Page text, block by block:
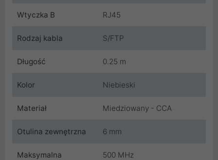
Wtyczka B RJ45
Rodzaj kabla S/FTP
Długość 0.25 m
Kolor Niebieski
Materiał Miedziowany - CCA
Otulina zewnętrzna 6 mm
Maksymalna
500 MHz